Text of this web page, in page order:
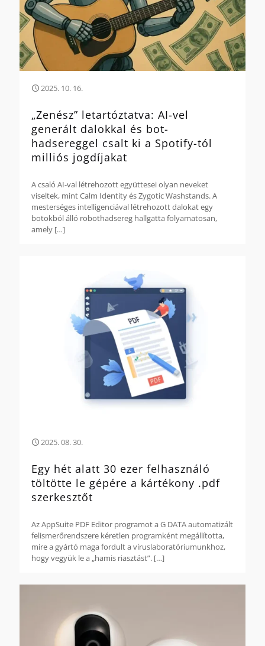
2025. 10. 16.
„Zenész” letartóztatva: AI-vel
generált dalokkal és bot-
hadsereggel csalt ki a Spotify-tól
milliós jogdíjakat
A csaló AI-val létrehozott együttesei olyan neveket
viseltek, mint Calm Identity és Zygotic Washstands. A
mesterséges intelligenciával létrehozott dalokat egy
botokból álló robothadsereg hallgatta folyamatosan,
amely […]
2025. 08. 30.
Egy hét alatt 30 ezer felhasználó
töltötte le gépére a kártékony .pdf
szerkesztőt
Az AppSuite PDF Editor programot a G DATA automatizált
felismerőrendszere kéretlen programként megállította,
mire a gyártó maga fordult a víruslaboratóriumunkhoz,
hogy vegyük le a „hamis riasztást”. […]